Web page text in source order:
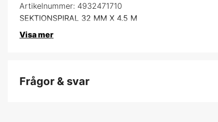
Artikelnummer: 4932471710
SEKTIONSPIRAL 32 MM X 4.5 M
Visa mer
Frågor & svar